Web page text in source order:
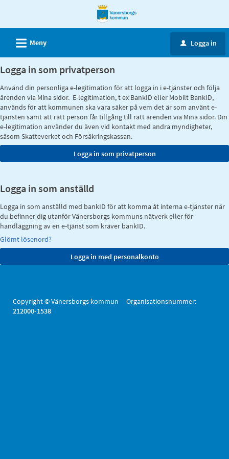
tjänster
-
Vänersborgs
kommun
L Meny u Logga in
Logga in som privatperson
Använd din personliga e-legitimation för att logga in i e-tjänster och följa
ärenden via Mina sidor. E-legitimation, t ex BankID eller Mobilt BankID,
används för att kommunen ska vara säker på vem det är som använt e-
tjänsten samt att rätt person får tillgång till rätt ärenden via Mina sidor. Din
e-legitimation använder du även vid kontakt med andra myndigheter,
såsom Skatteverket och Försäkringskassan.
Logga in som anställd
Logga in som anställd med bankID för att komma åt interna e-tjänster när
du befinner dig utanför Vänersborgs kommuns nätverk eller för
handläggning av en e-tjänst som kräver bankID.
Glömt lösenord?
Copyright © Vänersborgs kommun Organisationsnummer:
212000-1538